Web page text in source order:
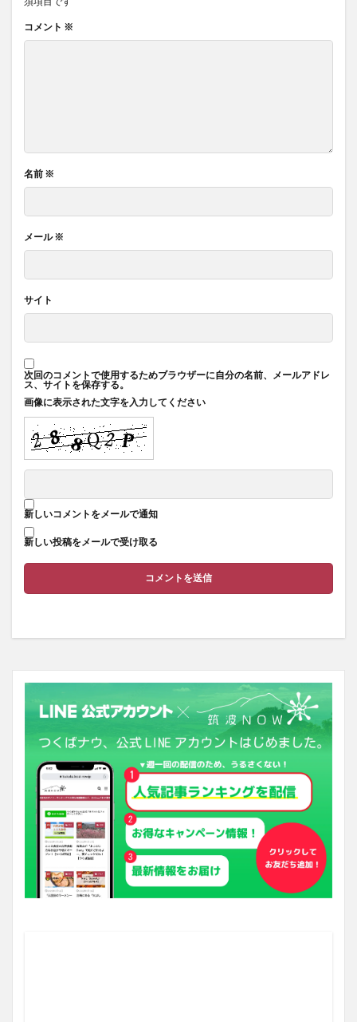
コメント ※
名前 ※
メール※
サイト
次回のコメントで使用するためブラウザーに自分の名前、メールアドレ
ス、サイトを保存する。
画像に表示された文字を入力してください
新しいコメントをメールで通知
新しい投稿をメールで受け取る